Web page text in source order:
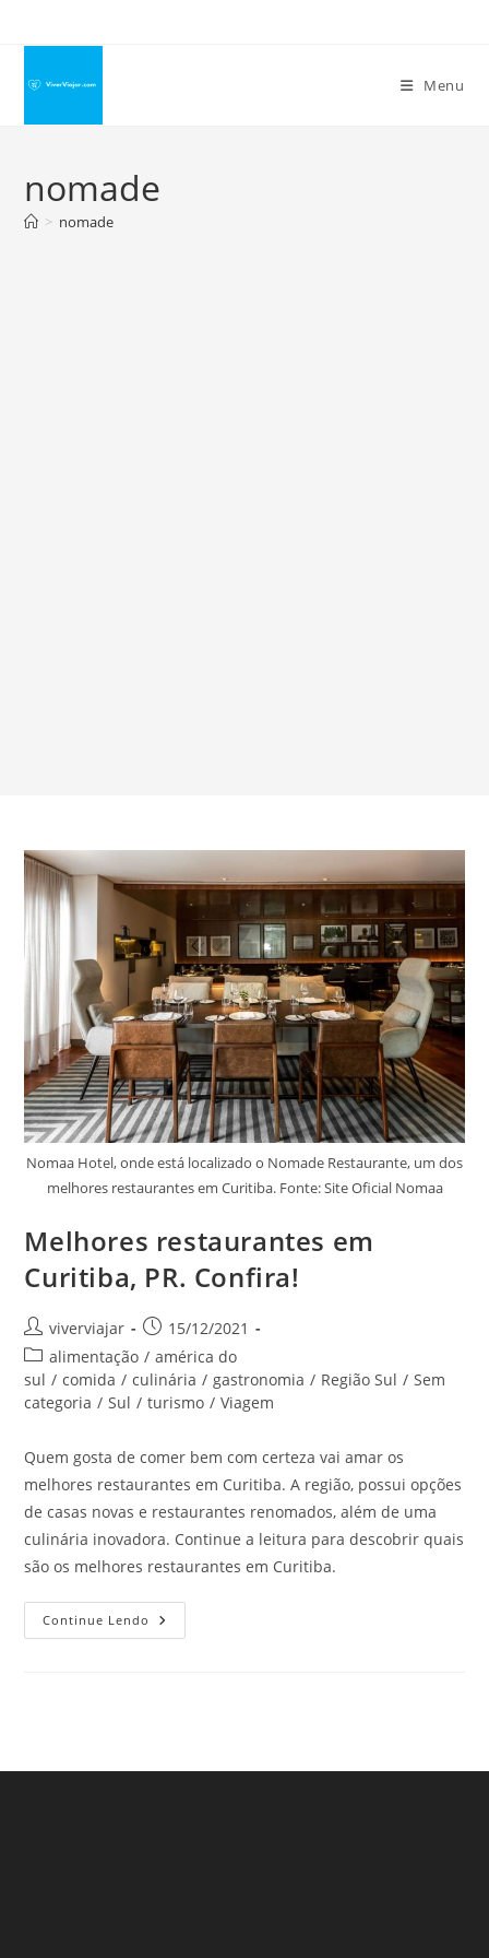
conteúdo
Menu
nomade
> nomade
Nomaa Hotel, onde está localizado o Nomade Restaurante, um dos
melhores restaurantes em Curitiba. Fonte: Site Oficial Nomaa
Melhores restaurantes em
Curitiba, PR. Confira!
Autor
do
post:
viverviajar
Post
publicado:
15/12/2021
Categoria
do
post:
alimentação / américa do
sul / comida / culinária / gastronomia / Região Sul / Sem
categoria / Sul / turismo / Viagem
Quem gosta de comer bem com certeza vai amar os
melhores restaurantes em Curitiba. A região, possui opções
de casas novas e restaurantes renomados, além de uma
culinária inovadora. Continue a leitura para descobrir quais
são os melhores restaurantes em Curitiba.
Continue Lendo Melhores
Restaurantes